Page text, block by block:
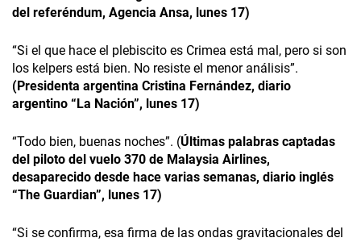
del referéndum, Agencia Ansa, lunes 17)
“Si el que hace el plebiscito es Crimea está mal, pero si son
los kelpers está bien. No resiste el menor análisis”.
(Presidenta argentina Cristina Fernández, diario
argentino “La Nación”, lunes 17)
“Todo bien, buenas noches”. (Últimas palabras captadas
del piloto del vuelo 370 de Malaysia Airlines,
desaparecido desde hace varias semanas, diario inglés
“The Guardian”, lunes 17)
“Si se confirma, esa firma de las ondas gravitacionales del